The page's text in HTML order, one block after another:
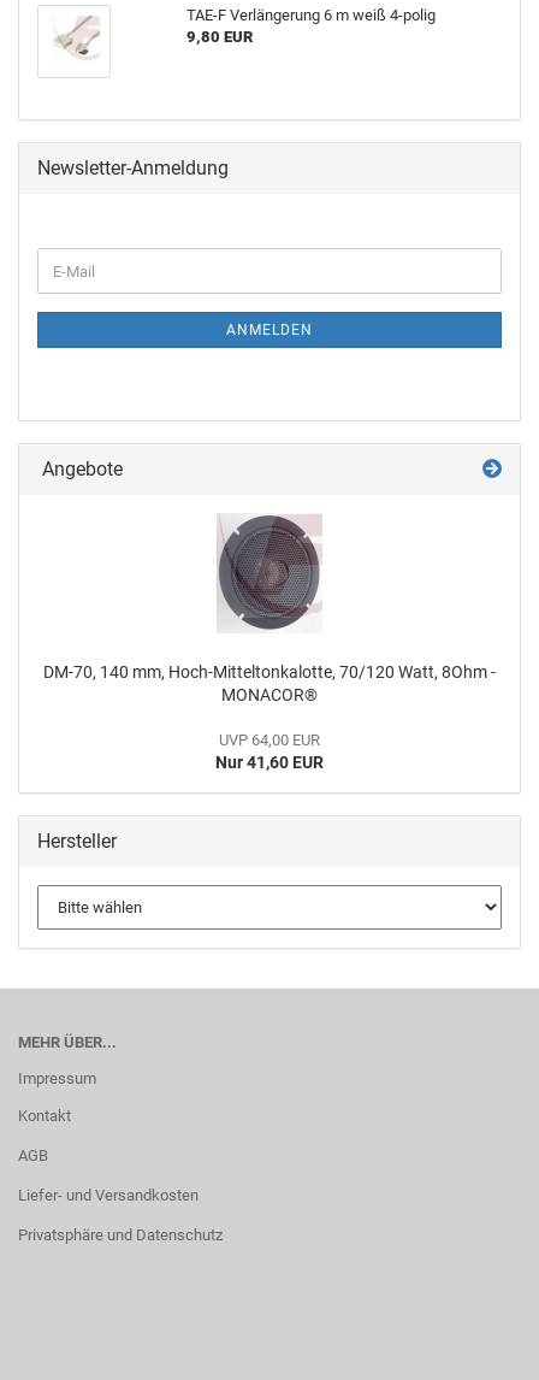
TAE-F Verlängerung 6 m weiß 4-polig
9,80 EUR
Newsletter-Anmeldung
ANMELDEN
Angebote
DM-70, 140 mm, Hoch-Mitteltonkalotte, 70/120 Watt, 8Ohm -
MONACOR®
UVP 64,00 EUR
Nur 41,60 EUR
Hersteller
MEHR ÜBER...
Impressum
Kontakt
AGB
Liefer- und Versandkosten
Privatsphäre und Datenschutz